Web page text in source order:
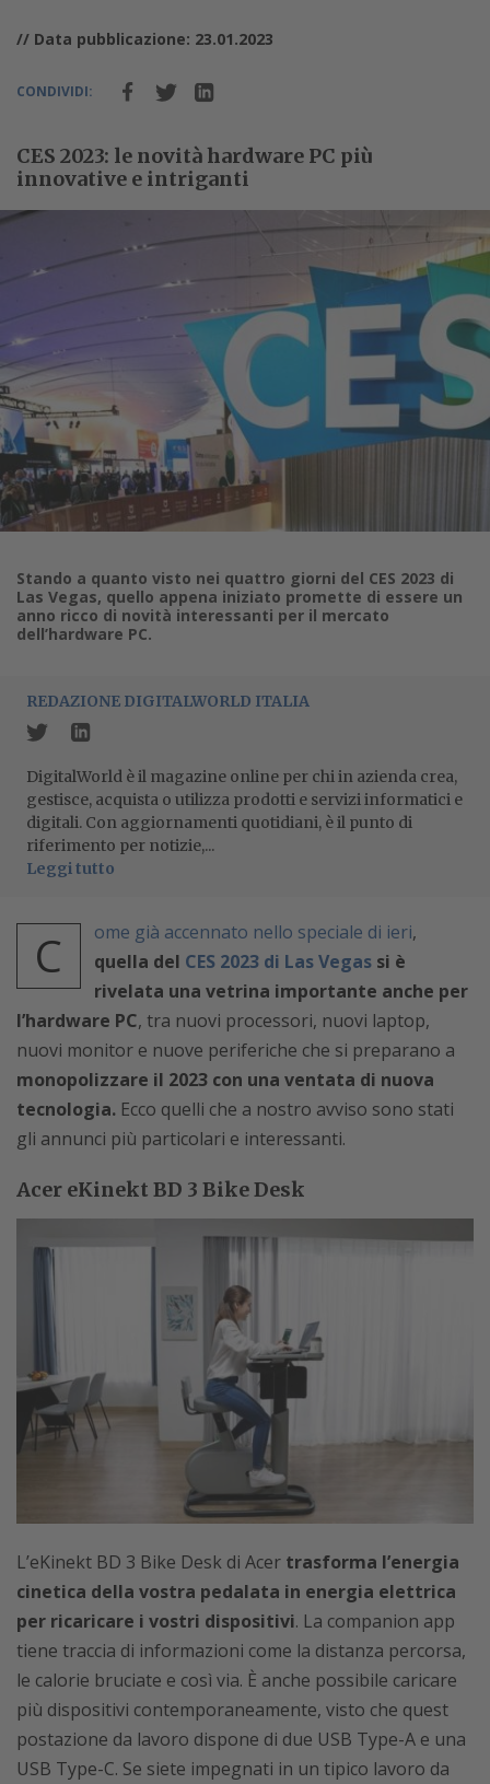
// Data pubblicazione: 23.01.2023
CONDIVIDI:
CES 2023: le novità hardware PC più
innovative e intriganti
Stando a quanto visto nei quattro giorni del CES 2023 di
Las Vegas, quello appena iniziato promette di essere un
anno ricco di novità interessanti per il mercato
dell’hardware PC.
REDAZIONE DIGITALWORLD ITALIA
DigitalWorld è il magazine online per chi in azienda crea,
gestisce, acquista o utilizza prodotti e servizi informatici e
digitali. Con aggiornamenti quotidiani, è il punto di
riferimento per notizie,...
Leggi tutto
C ome già accennato nello speciale di ieri,
quella del CES 2023 di Las Vegas si è
rivelata una vetrina importante anche per
l’hardware PC, tra nuovi processori, nuovi laptop,
nuovi monitor e nuove periferiche che si preparano a
monopolizzare il 2023 con una ventata di nuova
tecnologia. Ecco quelli che a nostro avviso sono stati
gli annunci più particolari e interessanti.
Acer eKinekt BD 3 Bike Desk
L’eKinekt BD 3 Bike Desk di Acer trasforma l’energia
cinetica della vostra pedalata in energia elettrica
per ricaricare i vostri dispositivi. La companion app
tiene traccia di informazioni come la distanza percorsa,
le calorie bruciate e così via. È anche possibile caricare
più dispositivi contemporaneamente, visto che quest
postazione da lavoro dispone di due USB Type-A e una
USB Type-C. Se siete impegnati in un tipico lavoro da